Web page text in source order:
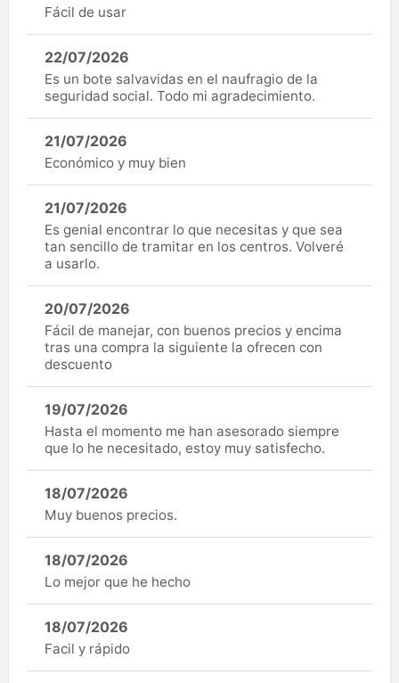
Fácil de usar
22/07/2026
Es un bote salvavidas en el naufragio de la
seguridad social. Todo mi agradecimiento.
21/07/2026
Económico y muy bien
21/07/2026
Es genial encontrar lo que necesitas y que sea
tan sencillo de tramitar en los centros. Volveré
a usarlo.
20/07/2026
Fácil de manejar, con buenos precios y encima
tras una compra la siguiente la ofrecen con
descuento
19/07/2026
Hasta el momento me han asesorado siempre
que lo he necesitado, estoy muy satisfecho.
18/07/2026
Muy buenos precios.
18/07/2026
Lo mejor que he hecho
18/07/2026
Facil y rápido